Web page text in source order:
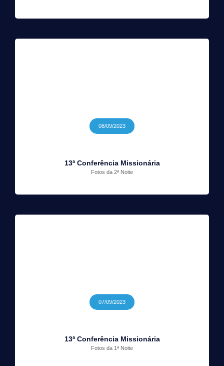
08/09/2023
13ª Conferência Missionária
Fotos da 2ª Noite
07/09/2023
13ª Conferência Missionária
Fotos da 1ª Noite